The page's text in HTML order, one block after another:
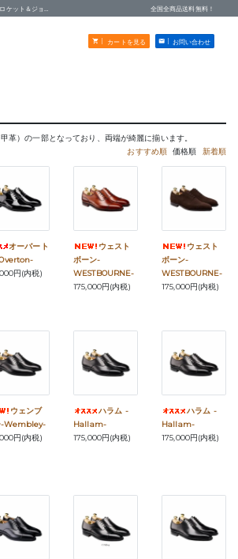
カートを見る お問い合わせ
＆ジョーンズストア 全国全商品送料無料！
革）の一部となっており、両端が綺麗に揃います。
おすすめ順
価格順 新着順
オーバート
円(内税)
ウェスト
ボーン-
WESTBOURNE-
175,000円(内税)
ウェスト
ボーン-
WESTBOURNE-
175,000円(内税)
ウェンブ
-Wembley-
円(内税)
ハラム -
Hallam-
175,000円(内税)
ハラム -
Hallam-
175,000円(内税)